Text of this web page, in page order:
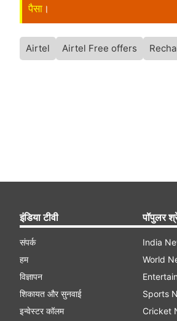
पैसा ।
Airtel Airtel Free offers
इंडिया टीवी
संपर्क
हम
विज्ञापन
शिकायत और सुनवाई
इन्वेस्टर कॉलम
पॉपुलर
India
World
Sports
Cricket